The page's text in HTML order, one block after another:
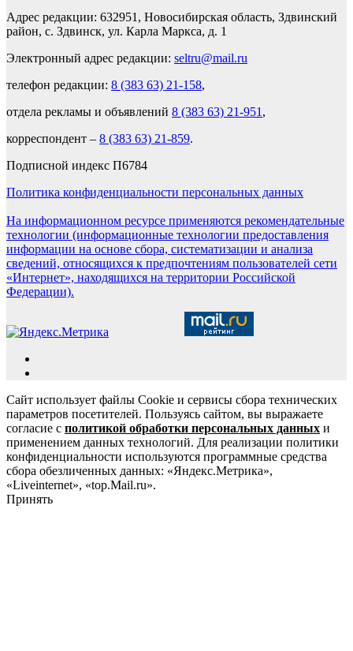
Адрес редакции: 632951, Новосибирская область, Здвинский
район, с. Здвинск, ул. Карла Маркса, д. 1
Электронный адрес редакции: seltru@mail.ru
телефон редакции: 8 (383 63) 21-158,
отдела рекламы и объявлений 8 (383 63) 21-951 ,
корреспондент – 8 (383 63) 21-859.
Подписной индекс П6784
Политика конфиденциальности персональных данных
На информационном ресурсе применяются рекомендательные
технологии (информационные технологии предоставления
информации на основе сбора, систематизации и анализа
сведений, относящихся к предпочтениям пользователей сети
«Интернет», находящихся на территории Российской
Федерации).
Сайт использует файлы Cookie и сервисы сбора технических
параметров посетителей. Пользуясь сайтом, вы выражаете
согласие с политикой обработки персональных данных и
применением данных технологий. Для реализации политики
конфиденциальности используются программные средства
сбора обезличенных данных: «Яндекс.Метрика»,
«Liveinternet», «top.Mail.ru».
Принять